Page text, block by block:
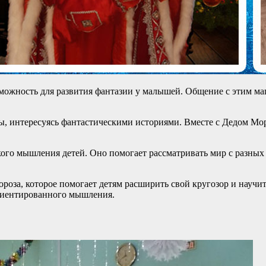
для развития фантазии у малышей. Общение с этим
интересуясь фантастическими историями. Вместе с Дедом
мышления детей. Оно помогает рассматривать мир с
которое помогает детям расширить свой кругозор и
мышления.